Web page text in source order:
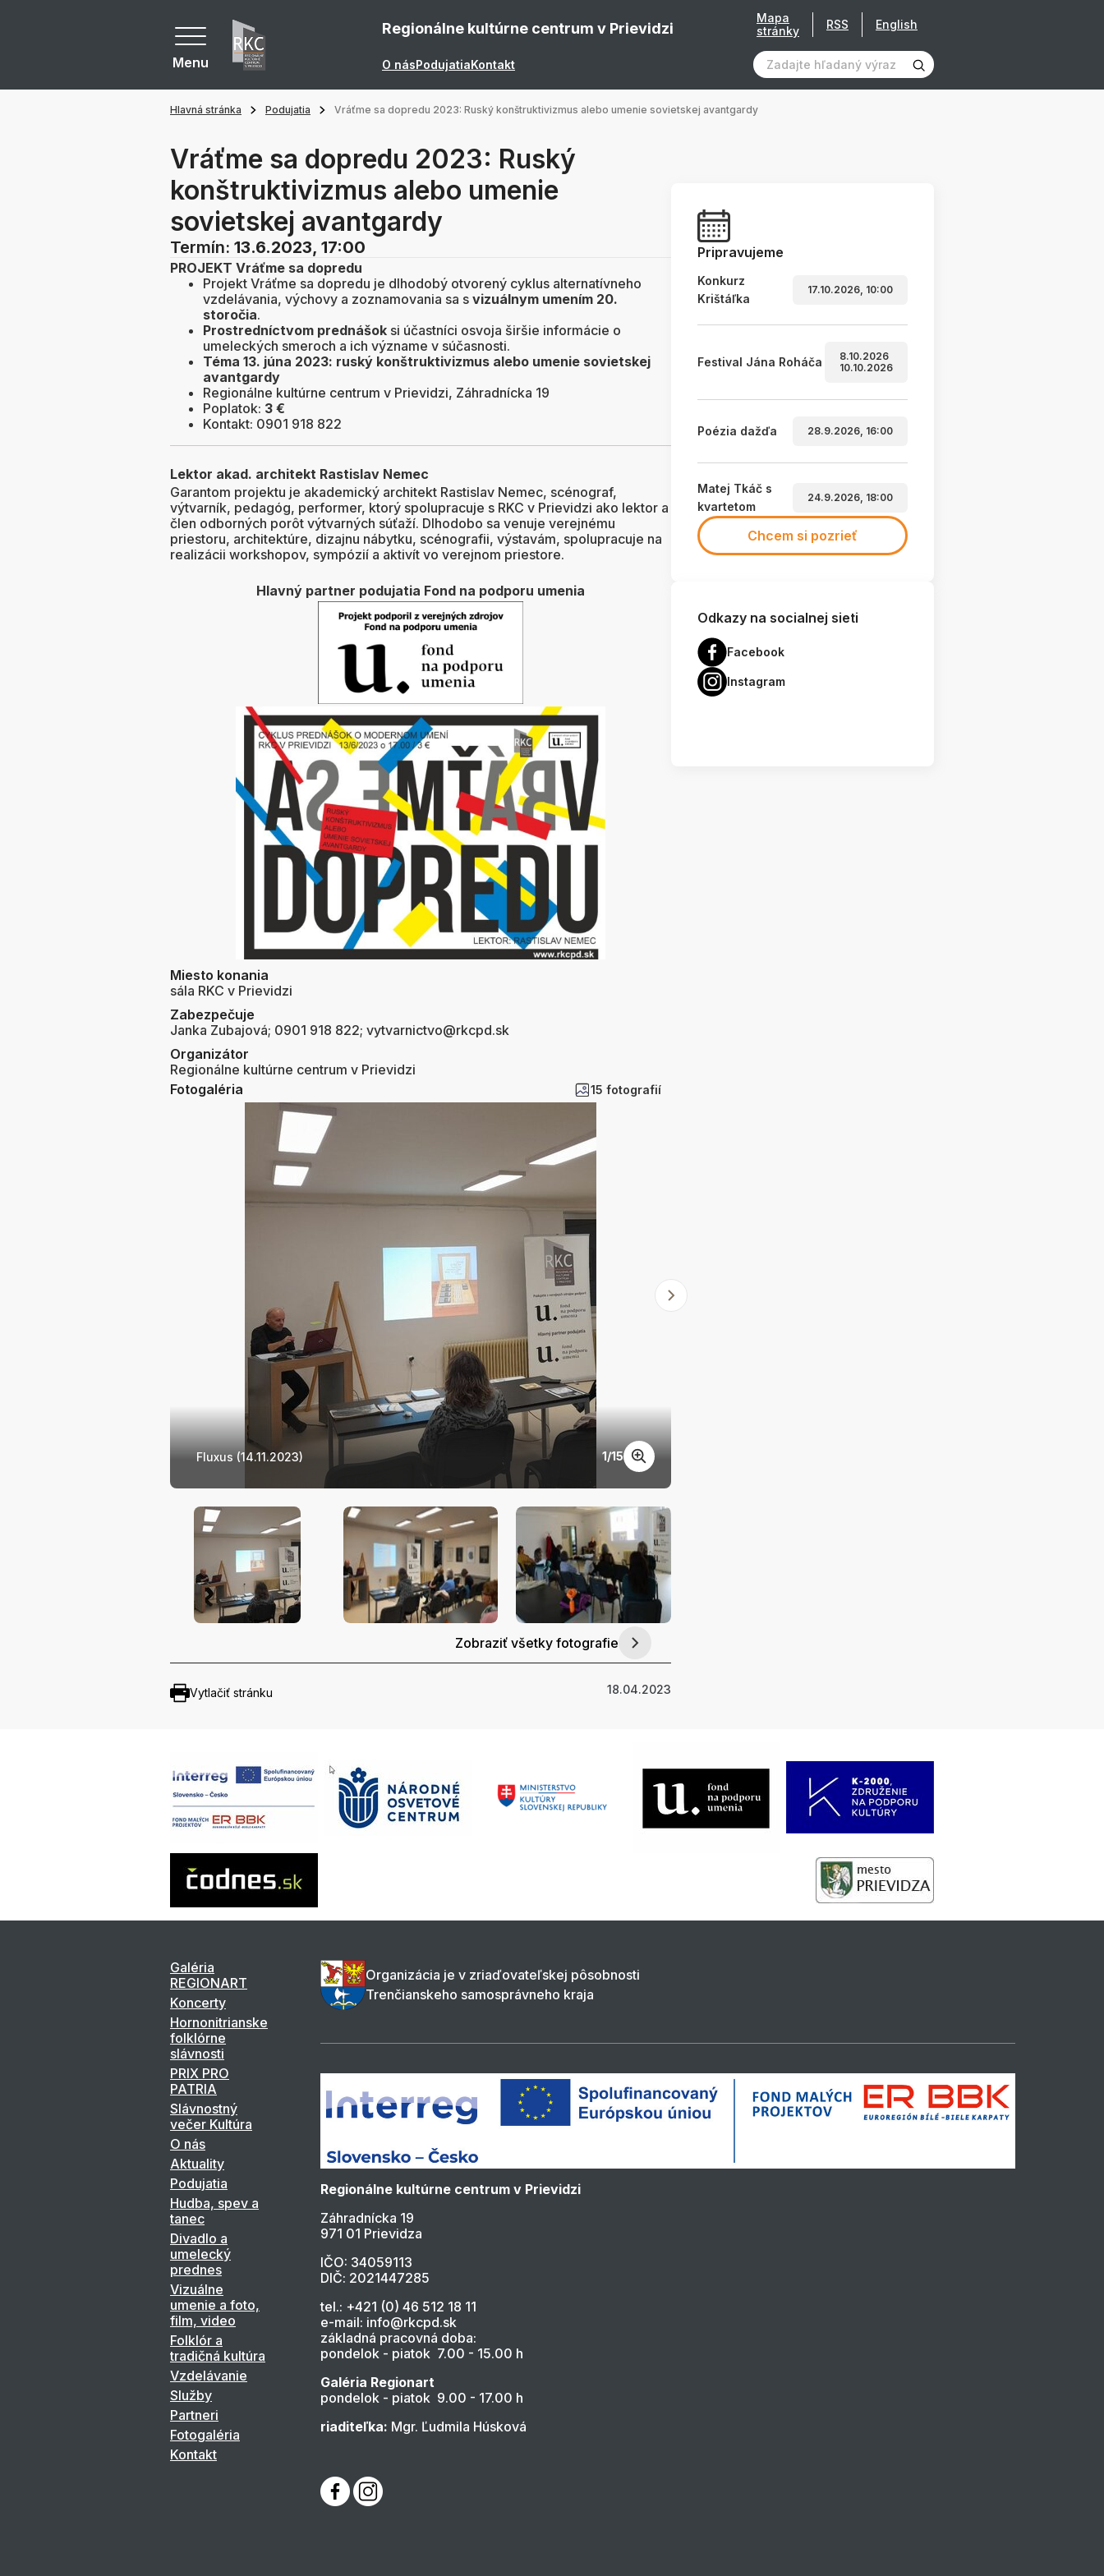
Menu
Regionálne kultúrne centrum v Prievidzi
O násPodujatiaKontakt
Mapa
stránky
RSS English
Hlavná stránka Podujatia Vráťme sa dopredu 2023: Ruský konštruktivizmus alebo umenie sovietskej avantgardy
Vráťme sa dopredu 2023: Ruský
konštruktivizmus alebo umenie
sovietskej avantgardy
Termín: 13.6.2023, 17:00
PROJEKT Vráťme sa dopredu
Projekt Vráťme sa dopredu je dlhodobý otvorený cyklus alternatívneho
vzdelávania, výchovy a zoznamovania sa s vizuálnym umením 20.
storočia.
Prostredníctvom prednášok si účastníci osvoja širšie informácie o
umeleckých smeroch a ich význame v súčasnosti.
Téma 13. júna 2023: ruský konštruktivizmus alebo umenie sovietskej
avantgardy
Regionálne kultúrne centrum v Prievidzi, Záhradnícka 19
Poplatok: 3 €
Kontakt: 0901 918 822
Lektor akad. architekt Rastislav Nemec
Garantom projektu je akademický architekt Rastislav Nemec, scénograf,
výtvarník, pedagóg, performer, ktorý spolupracuje s RKC v Prievidzi ako lektor a
člen odborných porôt výtvarných súťaží. Dlhodobo sa venuje verejnému
priestoru, architektúre, dizajnu nábytku, scénografii, výstavám, spolupracuje na
realizácii workshopov, sympózií a aktivít vo verejnom priestore.
Hlavný partner podujatia Fond na podporu umenia
Miesto konania
sála RKC v Prievidzi
Zabezpečuje
Janka Zubajová; 0901 918 822; vytvarnictvo@rkcpd.sk
Organizátor
Regionálne kultúrne centrum v Prievidzi
Fotogaléria
15 fotografií
Fluxus (14.11.2023) 1/15
Zobraziť všetky fotografie
Vytlačiť stránku 18.04.2023
Pripravujeme
Konkurz
Krištáľka
17.10.2026, 10:00
Festival Jána Roháča
8.10.2026
10.10.2026
Poézia dažďa 28.9.2026, 16:00
Matej Tkáč s
kvartetom
24.9.2026, 18:00
Chcem si pozrieť
Odkazy na socialnej sieti
Facebook
Instagram
Galéria
REGIONART
Koncerty
Hornonitrianske
folklórne
slávnosti
PRIX PRO
PATRIA
Slávnostný
večer Kultúra
O nás
Aktuality
Podujatia
Hudba, spev a
tanec
Divadlo a
umelecký
prednes
Vizuálne
umenie a foto,
film, video
Folklór a
tradičná kultúra
Vzdelávanie
Služby
Partneri
Fotogaléria
Kontakt
Organizácia je v zriaďovateľskej pôsobnosti
Trenčianskeho samosprávneho kraja
Regionálne kultúrne centrum v Prievidzi
Záhradnícka 19
971 01 Prievidza
IČO: 34059113
DIČ: 2021447285
tel.: +421 (0) 46 512 18 11
e-mail: info@rkcpd.sk
základná pracovná doba:
pondelok - piatok 7.00 - 15.00 h
Galéria Regionart
pondelok - piatok 9.00 - 17.00 h
riaditeľka: Mgr. Ľudmila Húsková